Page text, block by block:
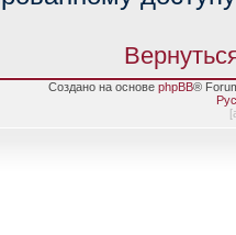
Создано на основе phpBB®
[